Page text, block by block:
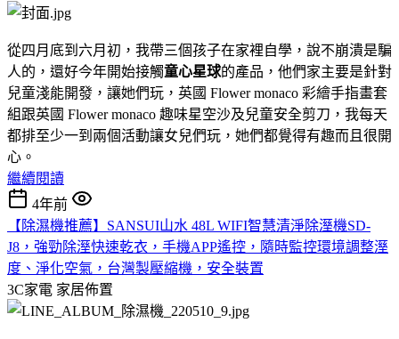
從四月底到六月初，我帶三個孩子在家裡自學，說不崩潰是騙
人的，還好今年開始接觸童心星球的產品，他們家主要是針對
兒童淺能開發，讓她們玩，英國 Flower monaco 彩繪手指畫套
組跟英國 Flower monaco 趣味星空沙及兒童安全剪刀，我每天
都排至少一到兩個活動讓女兒們玩，她們都覺得有趣而且很開
心。
繼續閱讀
4年前
【除濕機推薦】SANSUI山水 48L WIFI智慧清淨除溼機SD-
J8，強勁除溼快速乾衣，手機APP遙控，隨時監控環境調整溼
度、淨化空氣，台灣製壓縮機，安全裝置
3C家電 家居佈置